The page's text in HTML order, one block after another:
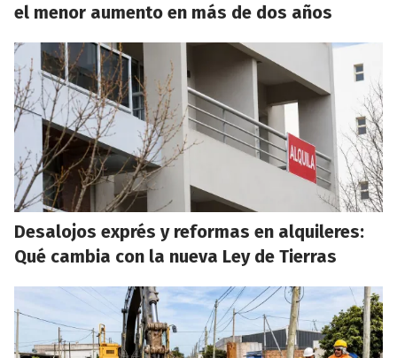
el menor aumento en más de dos años
Desalojos exprés y reformas en alquileres:
Qué cambia con la nueva Ley de Tierras